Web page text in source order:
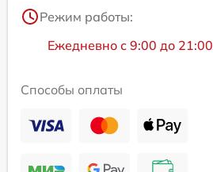
Режим работы:
Ежедневно с 9:00 до 21:00
Способы оплаты